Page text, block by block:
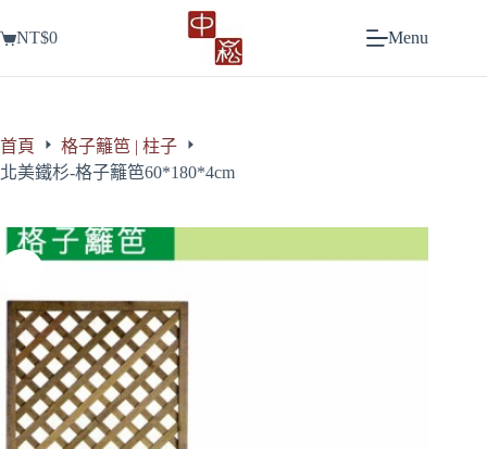
至
容
購
物
NT$0 Menu
首頁
格子籬笆 | 柱子
北美鐵杉-格子籬笆60*180*4cm